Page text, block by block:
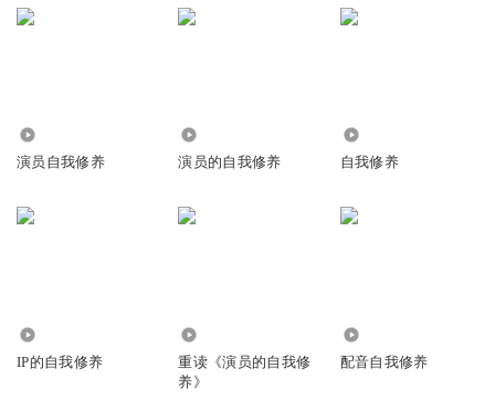
演员自我修养 演员的自我修养 自我修养
IP的自我修养
重读《演员的自我修
养》
配音自我修养